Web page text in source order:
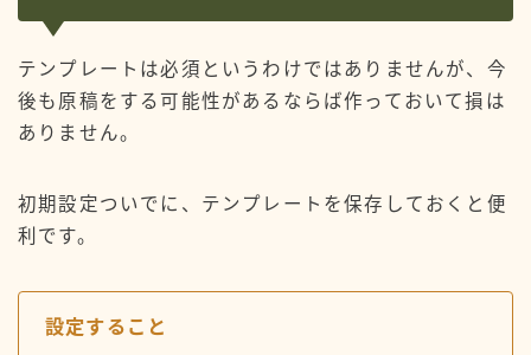
テンプレートは必須というわけではありませんが、今
後も原稿をする可能性があるならば作っておいて損は
ありません。
初期設定ついでに、テンプレートを保存しておくと便
利です。
設定すること